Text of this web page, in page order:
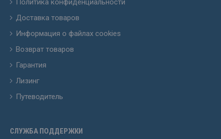
Политика конфиденциальности
Доставка товаров
Информация о файлах cookies
Возврат товаров
Гарантия
Лизинг
Путеводитель
СЛУЖБА ПОДДЕРЖКИ